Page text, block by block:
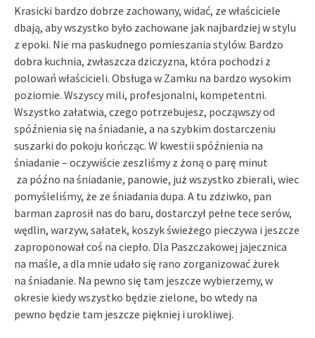
Krasicki bardzo dobrze zachowany, widać, ze właściciele
dbają, aby wszystko było zachowane jak najbardziej w stylu
z epoki. Nie ma paskudnego pomieszania stylów. Bardzo
dobra kuchnia, zwłaszcza dziczyzna, która pochodzi z
polowań właścicieli. Obsługa w Zamku na bardzo wysokim
poziomie. Wszyscy mili, profesjonalni, kompetentni.
Wszystko załatwia, czego potrzebujesz, począwszy od
spóźnienia się na śniadanie, a na szybkim dostarczeniu
suszarki do pokoju kończąc. W kwestii spóźnienia na
śniadanie – oczywiście zeszliśmy z żoną o parę minut
za późno na śniadanie, panowie, już wszystko zbierali, wiec
pomyśleliśmy, że ze śniadania dupa. A tu zdziwko, pan
barman zaprosił nas do baru, dostarczył pełne tece serów,
wędlin, warzyw, sałatek, koszyk świeżego pieczywa i jeszcze
zaproponował coś na ciepło. Dla Paszczakowej jajecznica
na maśle, a dla mnie udało się rano zorganizować żurek
na śniadanie. Na pewno się tam jeszcze wybierzemy, w
okresie kiedy wszystko będzie zielone, bo wtedy na
pewno będzie tam jeszcze piękniej i urokliwej.